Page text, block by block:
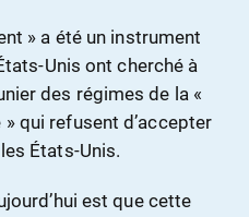
» a été un instrument
Unis ont cherché à
des régimes de la «
qui refusent d’accepter
États-Unis.
est que cette